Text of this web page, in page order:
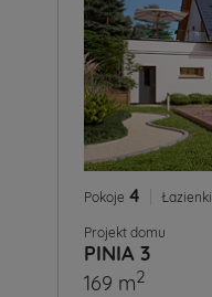
Pokoje 4 Łazienki
Projekt domu
PINIA 3
169 m2